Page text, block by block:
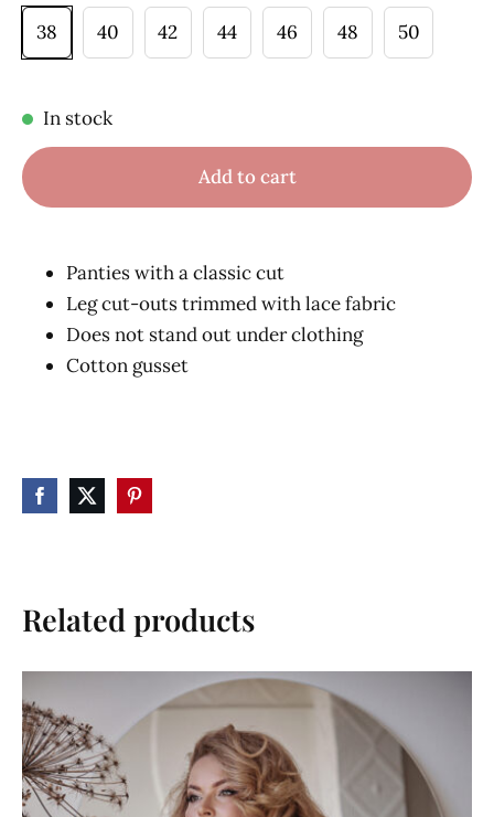
38
40 42 44 46 48 50
In stock
Add to cart
Panties with a classic cut
Leg cut-outs trimmed with lace fabric
Does not stand out under clothing
Cotton gusset
Related products